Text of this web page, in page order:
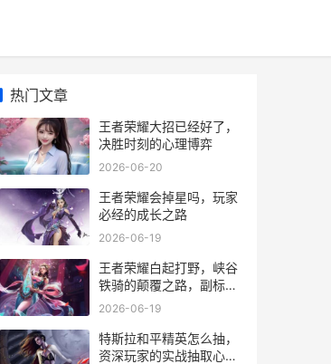
热门文章
王者荣耀大招已经好了，
决胜时刻的心理博弈
2026-06-20
王者荣耀会掉星吗，玩家
必经的成长之路
2026-06-19
王者荣耀白起打野，峡谷
铁骑的颠覆之路，副标
题，肉刀与嘲讽的艺术交
2026-06-19
特斯拉和平精英怎么抽，
资深玩家的实战抽取心